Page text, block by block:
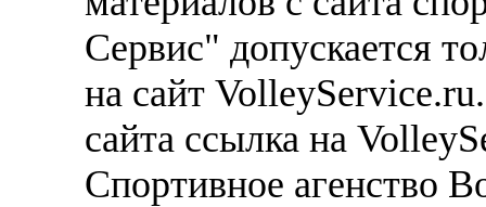
Сервис" допускается
на сайт
сайта ссылка на
Спортивное агенство